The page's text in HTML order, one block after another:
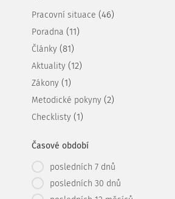
Pracovní situace (46)
Poradna (11)
Články (81)
Aktuality (12)
Zákony (1)
Metodické pokyny (2)
Checklisty (1)
Časové období
posledních 7 dnů
posledních 30 dnů